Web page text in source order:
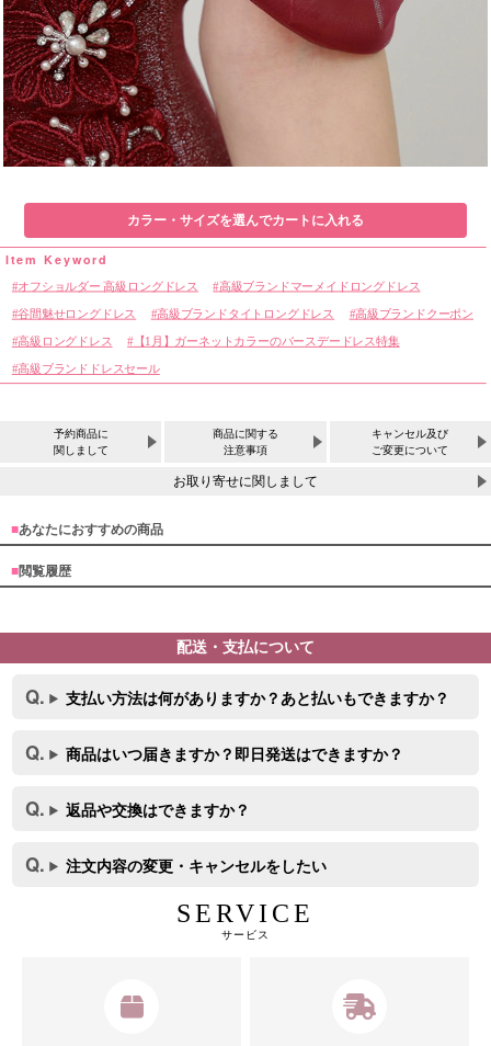
カラー・サイズを選んでカートに入れる
オフショルダー 高級ロングドレス 高級ブランドマーメイドロングドレス
谷間魅せロングドレス 高級ブランドタイトロングドレス 高級ブランドクーポン
高級ロングドレス
【1月】ガーネットカラーのバースデードレス特集
高級ブランドドレスセール
予約商品に
関しまして
商品に関する
注意事項
キャンセル及び
ご変更について
お取り寄せに関しまして
■あなたにおすすめの商品
■閲覧履歴
配送・支払について
支払い方法は何がありますか？あと払いもできますか？
商品はいつ届きますか？即日発送はできますか？
返品や交換はできますか？
注文内容の変更・キャンセルをしたい
SERVICE
サービス